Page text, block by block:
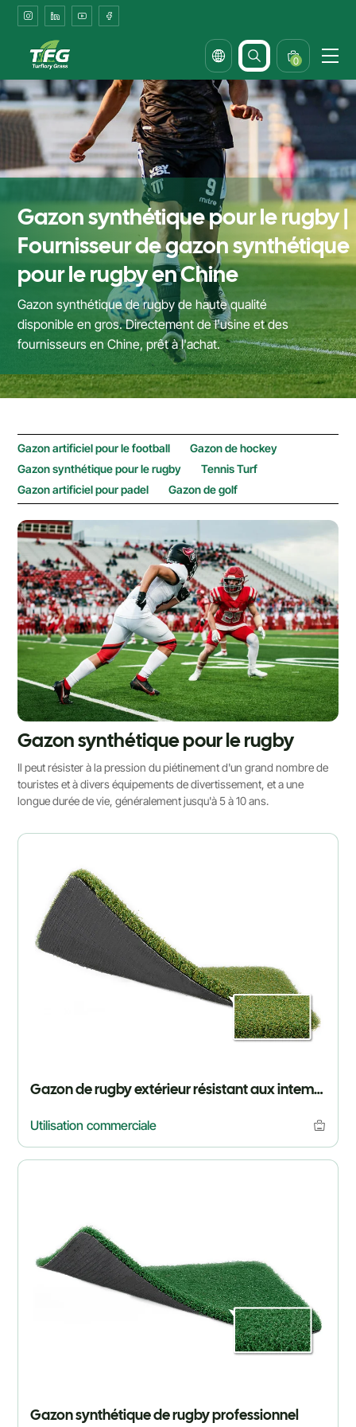
Bulk
Rugby
Turf
Supplier
&
Factory
in
China
0
Gazon synthétique pour le rugby |
Fournisseur de gazon synthétique
pour le rugby en Chine
Gazon synthétique de rugby de haute qualité
disponible en gros. Directement de l'usine et des
fournisseurs en Chine, prêt à l'achat.
Gazon artificiel pour le football
Gazon de hockey
Gazon synthétique pour le rugby
Tennis Turf
Gazon artificiel pour padel
Gazon de golf
Gazon synthétique pour le rugby
Il peut résister à la pression du piétinement d'un grand nombre de
touristes et à divers équipements de divertissement, et a une
longue durée de vie, généralement jusqu'à 5 à 10 ans.
Gazon de rugby extérieur résistant aux intempéries
Utilisation commerciale
Gazon synthétique de rugby professionnel